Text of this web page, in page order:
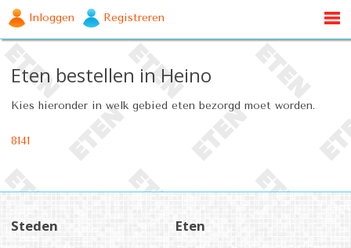
Inloggen Registreren
Eten bestellen in Heino
Kies hieronder in welk gebied eten bezorgd moet worden.
8141
Steden Eten